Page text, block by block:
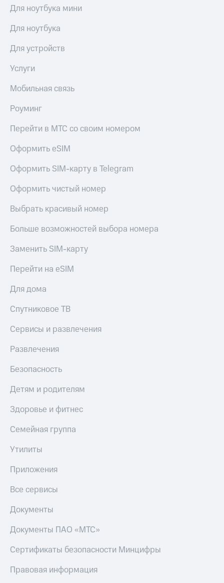
Реквизиты
Контакты
развитие
деловая этика
На главную
Для ноутбука мини
Для ноутбука
Для устройств
Услуги
Мобильная связь
Роуминг
Перейти в МТС со своим номером
Оформить eSIM
Оформить SIM-карту в Telegram
Оформить чистый номер
Выбрать красивый номер
Больше возможностей выбора номера
Заменить SIM-карту
Перейти на eSIM
Для дома
Спутниковое ТВ
Сервисы и развлечения
Развлечения
Безопасность
Детям и родителям
Здоровье и фитнес
Семейная группа
Утилиты
Приложения
Все сервисы
Документы
Документы ПАО «МТС»
Сертификаты безопасности Минцифры
Правовая информация